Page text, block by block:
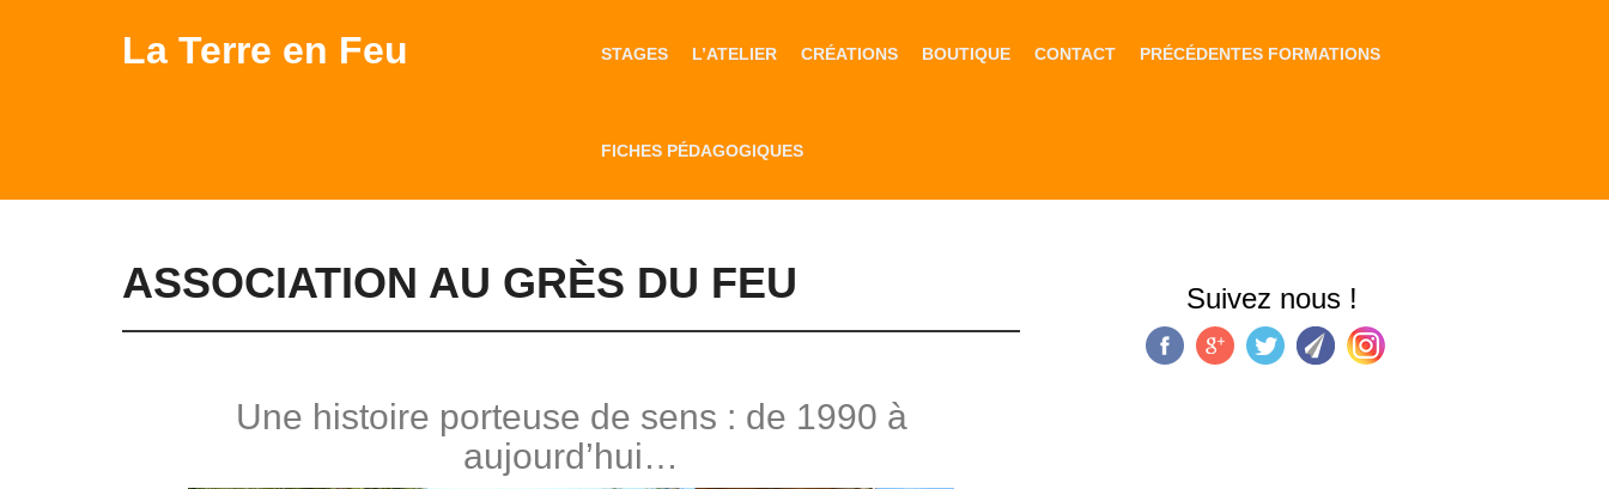
La Terre en Feu STAGES L’ATELIER CRÉATIONS BOUTIQUE CONTACT PRÉCÉDENTES FORMATIONS
FICHES PÉDAGOGIQUES
ASSOCIATION AU GRÈS DU FEU
Une histoire porteuse de sens : de 1990 à
aujourd’hui…
Suivez nous !